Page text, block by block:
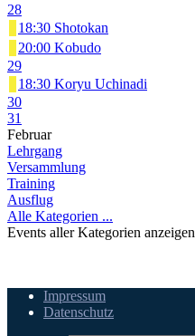
28
18:30 Shotokan
20:00 Kobudo
29
18:30 Koryu Uchinadi
30
31
Februar
Lehrgang
Versammlung
Training
Ausflug
Alle Kategorien ...
Events aller Kategorien anzeigen
Impressum
Datenschutz